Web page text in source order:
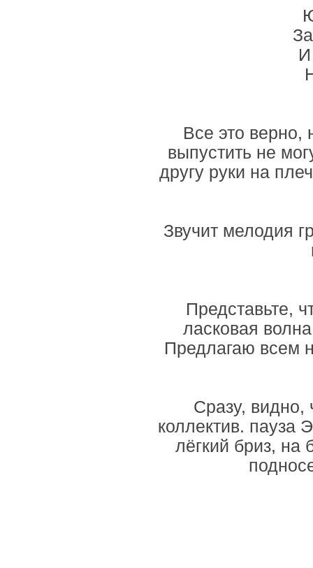
Все это верно,
выпустить не
другу руки на
Звучит мелодия
Представьте,
ласковая
Предлагаю всем
Сразу,
коллектив. пауза
лёгкий бриз, на